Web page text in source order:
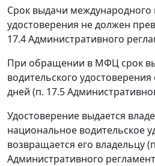
Срок выдачи международного
удостоверения не должен
17.4 Административного
При обращении в МФЦ срок
водительского
дней (п. 17.5
Удостоверение выдается
национальное водительское
возвращается его владельцу
Административного